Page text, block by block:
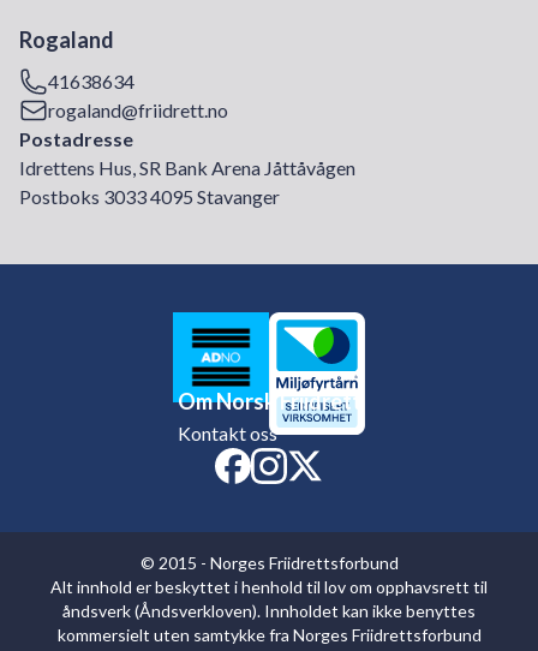
Rogaland
41638634
rogaland@friidrett.no
Postadresse
Idrettens Hus, SR Bank Arena Jåttåvågen
Postboks 3033 4095 Stavanger
Om Norsk Friidrett
Kontakt oss
© 2015 - Norges Friidrettsforbund
Alt innhold er beskyttet i henhold til lov om opphavsrett til
åndsverk (Åndsverkloven). Innholdet kan ikke benyttes
kommersielt uten samtykke fra Norges Friidrettsforbund